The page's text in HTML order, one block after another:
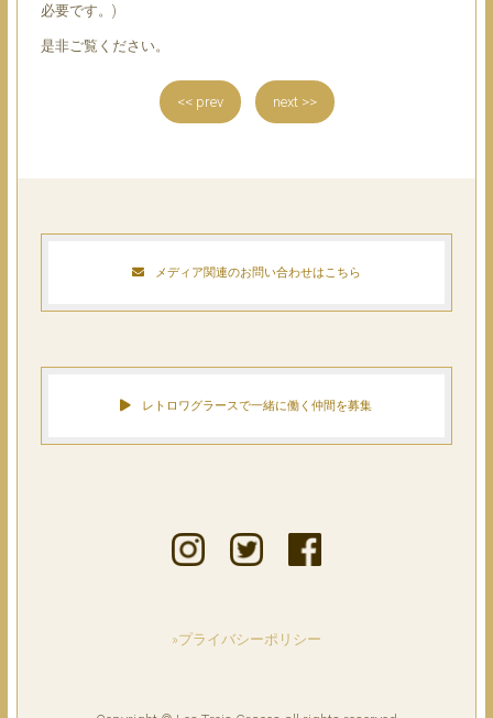
必要です。)
是非ご覧ください。
<< prev next >>
メディア関連のお問い合わせはこちら
レトロワグラースで一緒に働く仲間を募集
»プライバシーポリシー